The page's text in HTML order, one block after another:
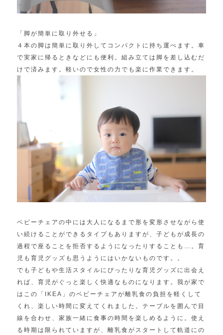
「脚が簡単に取り外せる」
４本の脚は簡単に取り外してコンパクトに持ち運べます。車
で実家に帰るときなどにも便利。組み立ては脚を差し込むだ
けで済みます。軽いので女性の力でも楽に作業できます。
ベビーチェアの中には大人になるまで形を変形させながら使
い続けることができるタイプもありますが、子どもが成長の
過程で座ることを拒否するようになったりすることも…。育
児も育児グッズも思うようにはいかないものです。。
でも子どもや生活スタイルにぴったりな育児グッズに出会え
れば、育児がぐっと楽しく快適なものになります。我が家で
はこの「IKEA」のベビーチェアが離乳食の負担を軽くして
くれ、楽しい時間に変えてくれました。テーブルを囲んで目
線を合わせ、家族一緒に食事の時間を楽しめるように。使え
る時期は限られていますが、離乳食がスタートして軌道にの